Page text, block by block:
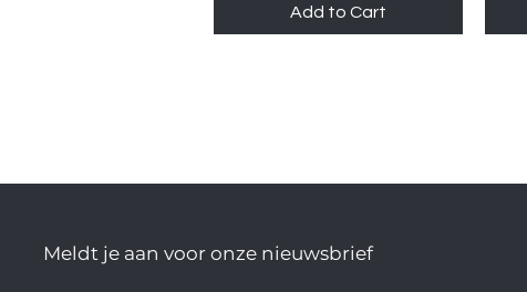
Add to Cart
Meldt je aan voor onze nieuwsbrief